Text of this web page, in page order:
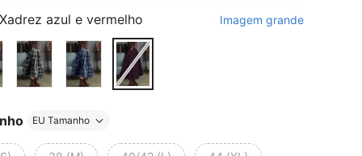
Xadrez azul e vermelho Imagem grande
EU Tamanho